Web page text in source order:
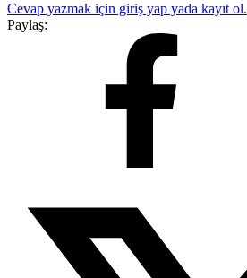
Cevap yazmak için giriş yap yada kayıt ol.
Paylaş: